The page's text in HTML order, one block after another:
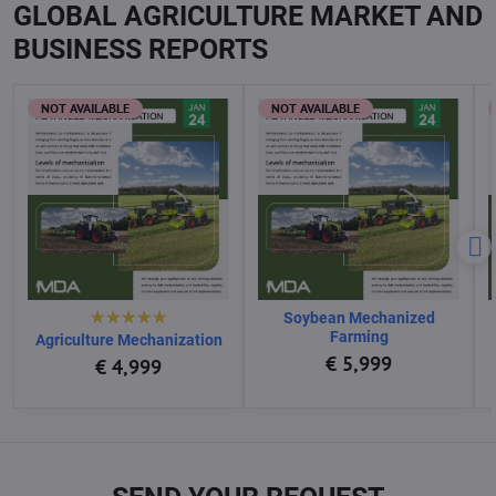
GLOBAL AGRICULTURE MARKET AND
BUSINESS REPORTS
NOT AVAILABLE
Agriculture Mechanization
€ 4,999
NOT AVAILABLE
Soybean Mechanized
Farming
€ 5,999